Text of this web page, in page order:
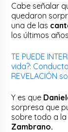
Cabe señalar
quedaron
una de las
los últimos
TE PUEDE
vida?:
REVELACIÓN
Y es que
sorpresa que
sobre todo a
Zambrano.